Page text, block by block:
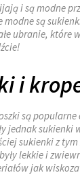
i są modne
modne są
ubranie, które
i
są popularne
jednak sukienki
sukienki z
lekkie i
jak